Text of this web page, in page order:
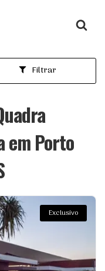
Filtrar
em Porto
Exclusivo